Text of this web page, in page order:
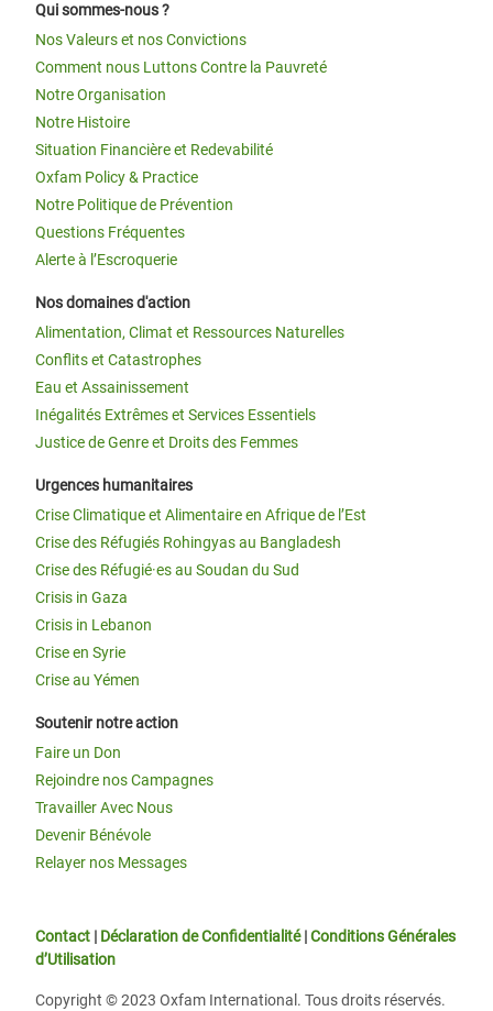
Qui sommes-nous ?
Nos Valeurs et nos Convictions
Comment nous Luttons Contre la Pauvreté
Notre Organisation
Notre Histoire
Situation Financière et Redevabilité
Oxfam Policy & Practice
Notre Politique de Prévention
Questions Fréquentes
Alerte à l’Escroquerie
Nos domaines d'action
Alimentation, Climat et Ressources Naturelles
Conflits et Catastrophes
Eau et Assainissement
Inégalités Extrêmes et Services Essentiels
Justice de Genre et Droits des Femmes
Urgences humanitaires
Crise Climatique et Alimentaire en Afrique de l’Est
Crise des Réfugiés Rohingyas au Bangladesh
Crise des Réfugié·es au Soudan du Sud
Crisis in Gaza
Crisis in Lebanon
Crise en Syrie
Crise au Yémen
Soutenir notre action
Faire un Don
Rejoindre nos Campagnes
Travailler Avec Nous
Devenir Bénévole
Relayer nos Messages
Contact | Déclaration de Confidentialité|Conditions Générales
d’Utilisation
Copyright © 2023 Oxfam International. Tous droits réservés.